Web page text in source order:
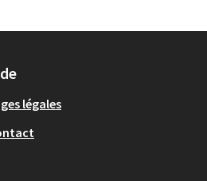
légales